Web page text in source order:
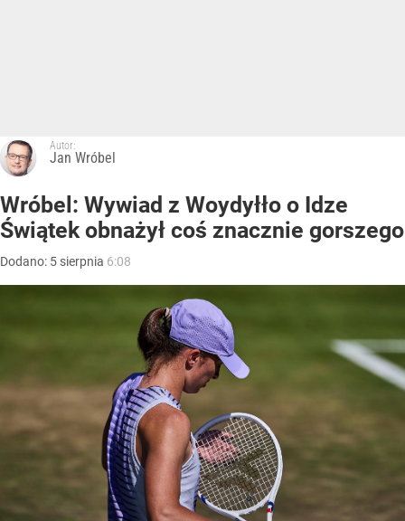
Autor:
Jan Wróbel
Wróbel: Wywiad z Woydyłło o Idze
Świątek obnażył coś znacznie gorszego
Dodano: 5 sierpnia 6:08